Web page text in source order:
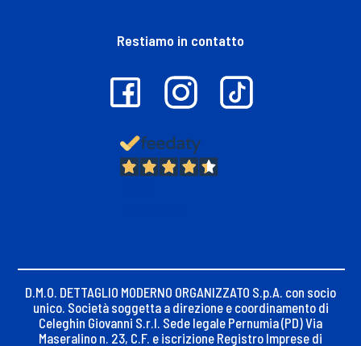
Restiamo in contatto
D.M.O. DETTAGLIO MODERNO ORGANIZZATO S.p.A. con socio
unico. Società soggetta a direzione e coordinamento di
Celeghin Giovanni S.r.l. Sede legale Pernumia (PD) Via
Maseralino n. 23, C.F. e iscrizione Registro Imprese di